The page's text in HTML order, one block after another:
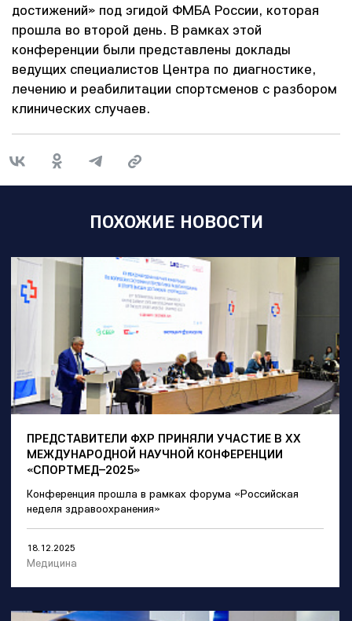
достижений» под эгидой ФМБА России, которая
прошла во второй день. В рамках этой
конференции были представлены доклады
ведущих специалистов Центра по диагностике,
лечению и реабилитации спортсменов с разбором
клинических случаев.
ПОХОЖИЕ НОВОСТИ
ПРЕДСТАВИТЕЛИ ФХР ПРИНЯЛИ УЧАСТИЕ В XX
МЕЖДУНАРОДНОЙ НАУЧНОЙ КОНФЕРЕНЦИИ
«СПОРТМЕД–2025»
Конференция прошла в рамках форума «Российская
неделя здравоохранения»
18.12.2025
Медицина